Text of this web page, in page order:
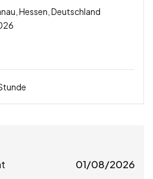
Hessen, Deutschland
01/08/2026